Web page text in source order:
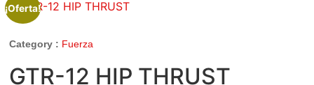
¡Oferta!
Category : Fuerza
GTR-12 HIP THRUST